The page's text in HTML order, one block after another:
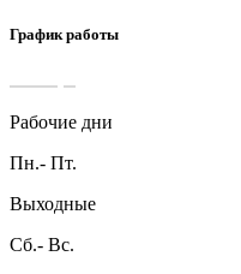
График работы
Рабочие дни
Пн.- Пт.
Выходные
Сб.- Вс.